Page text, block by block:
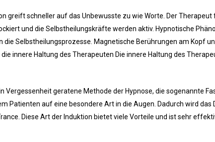
greift schneller auf das Unbewusste zu wie Worte. Der
und die Selbstheilungskräfte werden aktiv. Hypnotische
die Selbstheilungsprozesse. Magnetische Berührungen am Kopf
innere Haltung des Therapeuten Die innere Haltung des
Vergessenheit geratene Methode der Hypnose, die sogenannte
Patienten auf eine besondere Art in die Augen. Dadurch wird das
Diese Art der Induktion bietet viele Vorteile und ist sehr